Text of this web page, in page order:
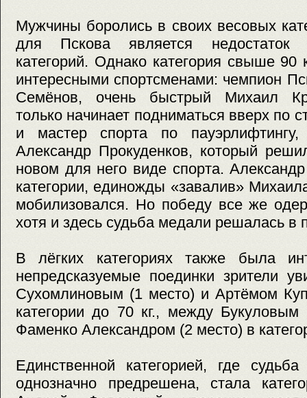
Мужчины боролись в своих весовых
для Пскова является недостаток
категорий. Однако категория свыше 90
интересными спортсменами: чемпион
Семёнов, очень быстрый Михаил
только начинает подниматься вверх по
и мастер спорта по пауэрлифтингу,
Александр Прокуденков, который
новом для него виде спорта.
категории, единожды «завалив»
мобилизовался. Но победу все же
хотя и здесь судьба медали решалась в
В лёгких категориях также была
непредсказуемые поединки зрители
Сухомлиновым (1 место) и Артёмом
категории до 70 кг., между
Фаменко Александром (2 место) в
Единственной категорией, где
однозначно предрешена, стала